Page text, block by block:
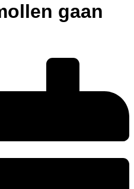
gaan